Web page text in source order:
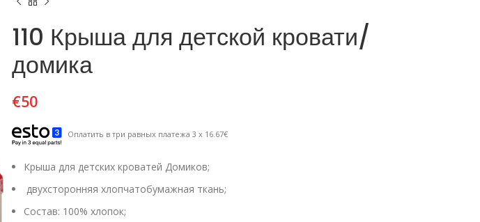
110 Крыша для детской кровати/
домика
€50
Оплатить в три равных платежа 3 x 16.67€
Крыша для детских кроватей Домиков;
двухсторонняя хлопчатобумажная ткань;
Состав: 100% хлопок;